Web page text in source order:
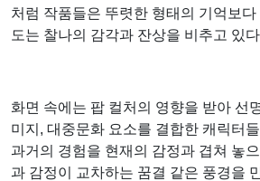
처럼 작품들은 뚜렷한 형태의 기억보
도는 찰나의 감각과 잔상을 비추고 있
화면 속에는 팝 컬처의 영향을 받아 선
미지, 대중문화 요소를 결합한 캐릭터
과거의 경험을 현재의 감정과 겹쳐 놓
과 감정이 교차하는 꿈결 같은 풍경을